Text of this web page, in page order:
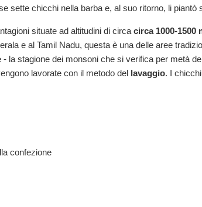
sette chicchi nella barba e, al suo ritorno, li piantò
situate ad altitudini di circa circa 1000-1500
e al Tamil Nadu, questa è una delle aree
la stagione dei monsoni che si verifica per metà
lavorate con il metodo del lavaggio. I
confezione